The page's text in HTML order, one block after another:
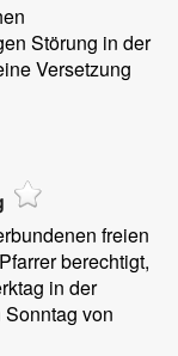
Störung in der
Versetzung
freien
berechtigt,
in der
von